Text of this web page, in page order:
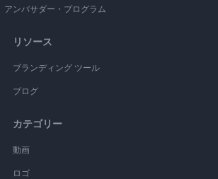
アンバサダー・プログラム
リソース
ブランディング ツール
ブログ
カテゴリー
動画
ロゴ